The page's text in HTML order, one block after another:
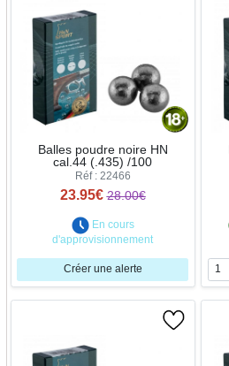
Balles poudre noire HN
cal.44 (.435) /100
Réf : 22466
23.95€ 28.00€
En cours
d'approvisionnement
Créer une alerte